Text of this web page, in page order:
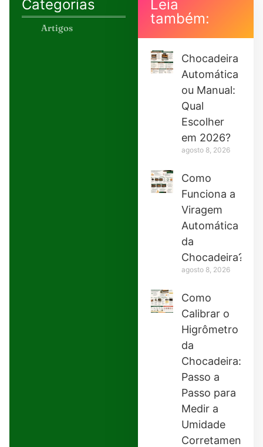
Categorias
Artigos
Leia
também:
Chocadeira
Automática
ou Manual:
Qual
Escolher
em 2026?
agosto 8, 2026
Como
Funciona a
Viragem
Automática
da
Chocadeira?
agosto 8, 2026
Como
Calibrar o
Higrômetro
da
Chocadeira:
Passo a
Passo para
Medir a
Umidade
Corretamente